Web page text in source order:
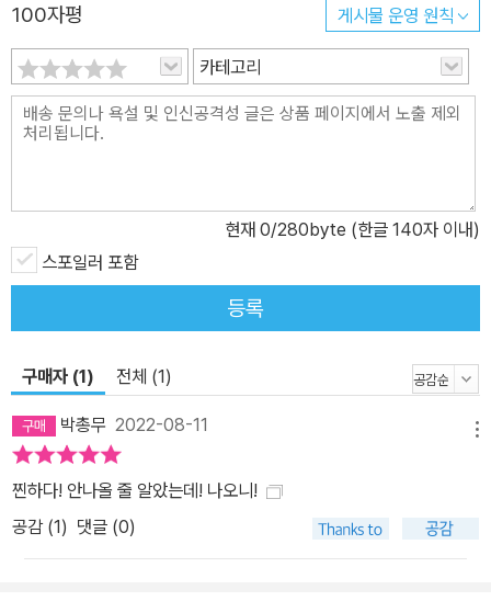
100자평 게시물 운영 원칙
카테고리
현재 0/280byte (한글 140자 이내)
스포일러 포함
등록
구매자 (1) 전체 (1)
박총무 2022-08-11
찐하다! 안나올 줄 알았는데! 나오니!
공감 (1) 댓글 (0)